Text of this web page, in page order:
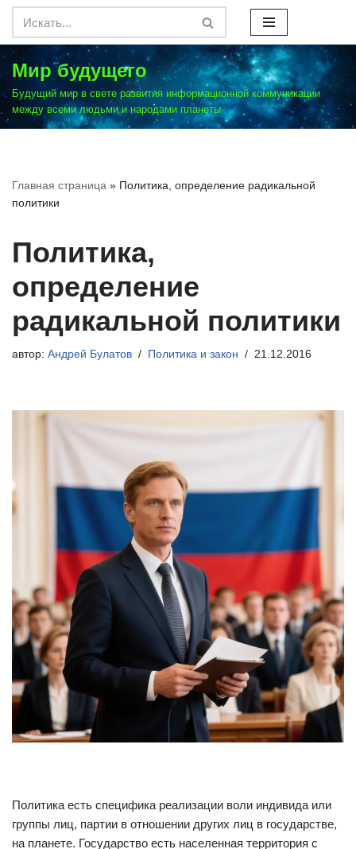
Перейти
к
содержимому
Мир будущего
Будущий мир в свете развития информационной коммуникации
между всеми людьми и народами планеты
Главная страница » Политика, определение радикальной
политики
Политика,
определение
радикальной политики
автор: Андрей Булатов Политика и закон 21.12.2016
Политика есть специфика реализации воли индивида или
группы лиц, партии в отношении других лиц в государстве,
на планете. Государство есть населенная территория с